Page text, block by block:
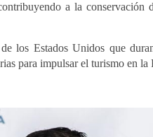
a la
los Estados Unidos que
para impulsar el turismo en